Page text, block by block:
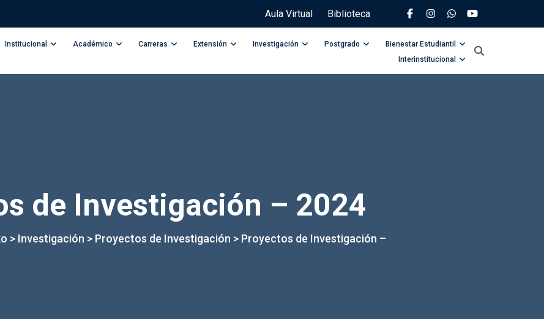
Aula Virtual Biblioteca
Institucional Académico Carreras Extensión Investigación Postgrado
Bienestar Estudiantil
Interinstitucional
de Investigación – 2024
> Investigación > Proyectos de Investigación > Proyectos de Investigación –